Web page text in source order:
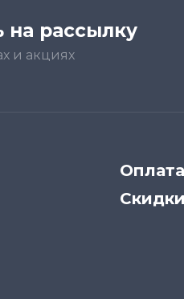
рассылку
и акциях
Оплата
Скидки